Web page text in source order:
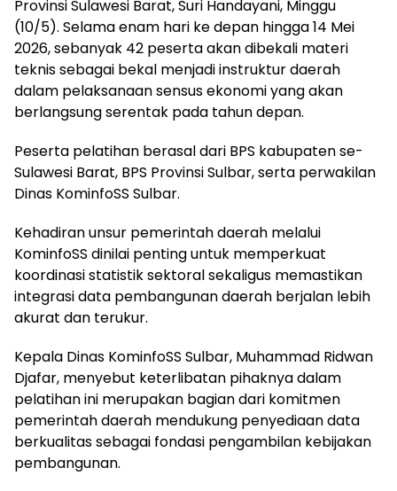
Provinsi Sulawesi Barat, Suri Handayani, Minggu
(10/5). Selama enam hari ke depan hingga 14 Mei
2026, sebanyak 42 peserta akan dibekali materi
teknis sebagai bekal menjadi instruktur daerah
dalam pelaksanaan sensus ekonomi yang akan
berlangsung serentak pada tahun depan.
Peserta pelatihan berasal dari BPS kabupaten se-
Sulawesi Barat, BPS Provinsi Sulbar, serta perwakilan
Dinas KominfoSS Sulbar.
Kehadiran unsur pemerintah daerah melalui
KominfoSS dinilai penting untuk memperkuat
koordinasi statistik sektoral sekaligus memastikan
integrasi data pembangunan daerah berjalan lebih
akurat dan terukur.
Kepala Dinas KominfoSS Sulbar, Muhammad Ridwan
Djafar, menyebut keterlibatan pihaknya dalam
pelatihan ini merupakan bagian dari komitmen
pemerintah daerah mendukung penyediaan data
berkualitas sebagai fondasi pengambilan kebijakan
pembangunan.